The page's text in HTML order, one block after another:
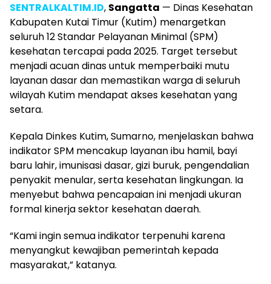
SENTRALKALTIM.ID, Sangatta — Dinas Kesehatan
Kabupaten Kutai Timur (Kutim) menargetkan
seluruh 12 Standar Pelayanan Minimal (SPM)
kesehatan tercapai pada 2025. Target tersebut
menjadi acuan dinas untuk memperbaiki mutu
layanan dasar dan memastikan warga di seluruh
wilayah Kutim mendapat akses kesehatan yang
setara.
Kepala Dinkes Kutim, Sumarno, menjelaskan bahwa
indikator SPM mencakup layanan ibu hamil, bayi
baru lahir, imunisasi dasar, gizi buruk, pengendalian
penyakit menular, serta kesehatan lingkungan. Ia
menyebut bahwa pencapaian ini menjadi ukuran
formal kinerja sektor kesehatan daerah.
“Kami ingin semua indikator terpenuhi karena
menyangkut kewajiban pemerintah kepada
masyarakat,” katanya.